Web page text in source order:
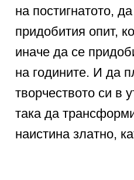
на постигнатото,
придобития опит,
иначе да се
на годините. И да
творчеството си в
така да
наистина златно,